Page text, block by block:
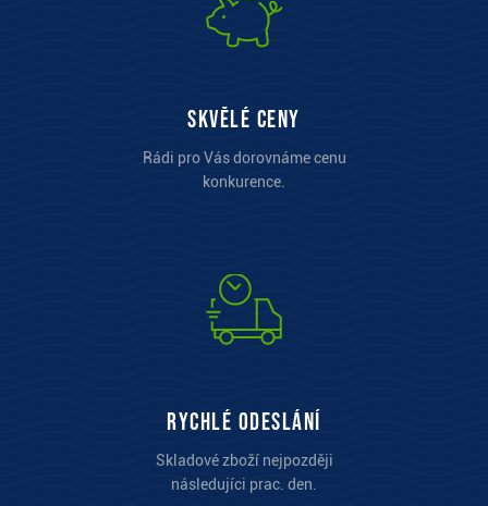
Skvělé ceny
Rádi pro Vás dorovnáme cenu
konkurence.
Rychlé odeslání
Skladové zboží nejpozději
následujíci prac. den.